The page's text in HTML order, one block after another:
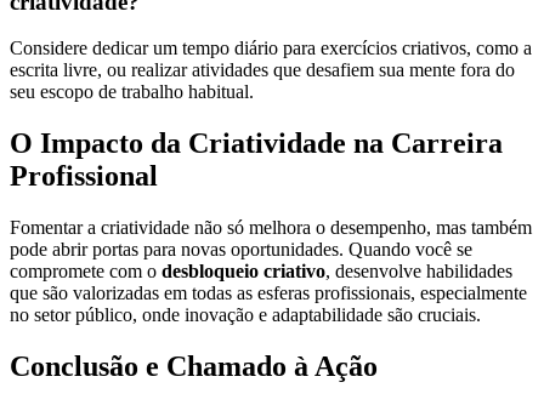
Considere dedicar um tempo diário para exercícios criativos, como a
escrita livre, ou realizar atividades que desafiem sua mente fora do
seu escopo de trabalho habitual.
O Impacto da Criatividade na Carreira
Profissional
Fomentar a criatividade não só melhora o desempenho, mas também
pode abrir portas para novas oportunidades. Quando você se
compromete com o desbloqueio criativo, desenvolve habilidades
que são valorizadas em todas as esferas profissionais, especialmente
no setor público, onde inovação e adaptabilidade são cruciais.
Conclusão e Chamado à Ação